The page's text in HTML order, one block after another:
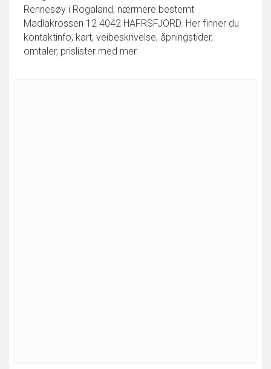
Rennesøy i Rogaland, nærmere bestemt
Madlakrossen 12 4042 HAFRSFJORD. Her finner du
kontaktinfo, kart, veibeskrivelse, åpningstider,
omtaler, prislister med mer.